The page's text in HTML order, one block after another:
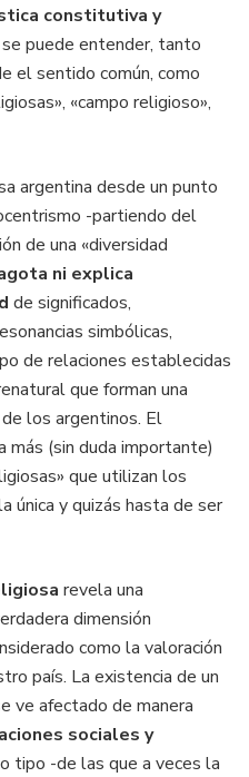
constitutiva y
puede entender, tanto
el sentido común, como
«campo religioso»,
argentina desde un punto
-partiendo del
de una «diversidad
ni explica
de significados,
simbólicas,
de relaciones establecidas
que forman una
los argentinos. El
más (sin duda importante)
que utilizan los
única y quizás hasta de ser
revela una
dimensión
como la valoración
país. La existencia de un
ve afectado de manera
sociales y
tipo -de las que a veces la